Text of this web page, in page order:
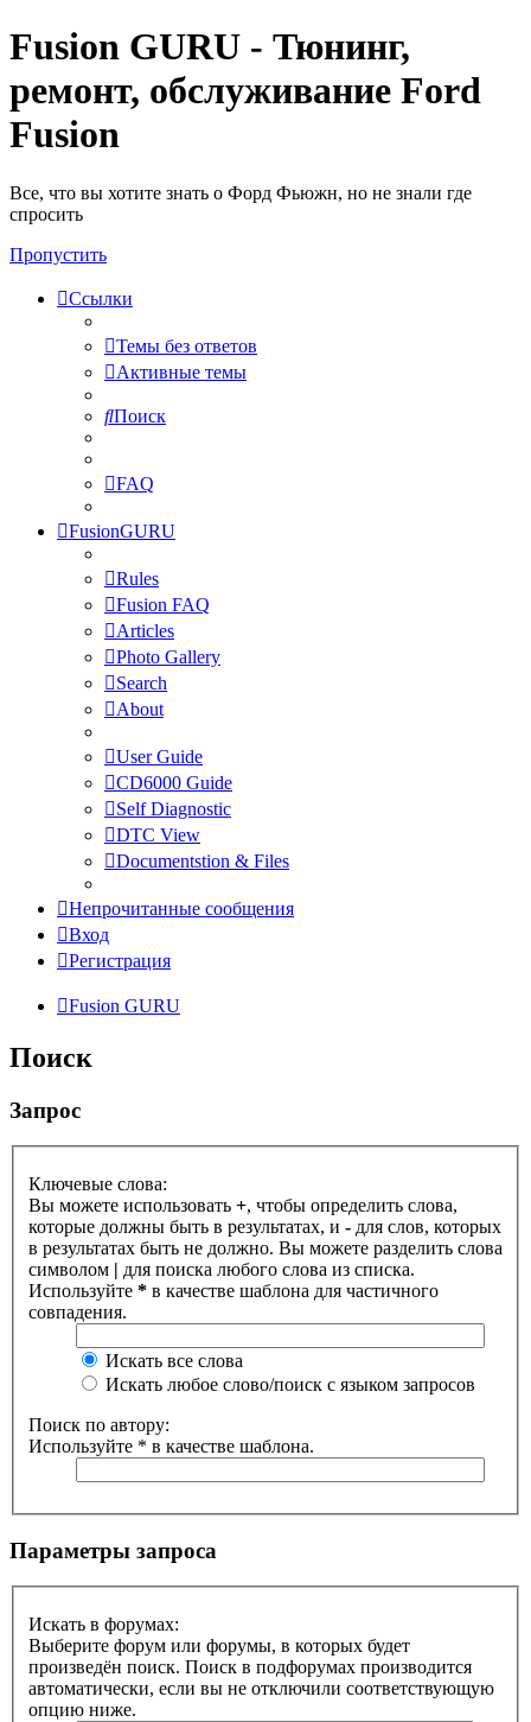
Fusion GURU - Тюнинг,
ремонт, обслуживание Ford
Fusion
Все, что вы хотите знать о Форд Фьюжн, но не знали где
спросить
Пропустить
Ссылки
Темы без ответов
Активные темы
Поиск
FAQ
FusionGURU
Rules
Fusion FAQ
Articles
Photo Gallery
Search
About
User Guide
CD6000 Guide
Self Diagnostic
DTC View
Documentstion & Files
Непрочитанные сообщения
Вход
Регистрация
Fusion GURU
Поиск
Запрос
Ключевые слова:
Вы можете использовать +, чтобы определить слова,
которые должны быть в результатах, и - для слов, которых
в результатах быть не должно. Вы можете разделить слова
символом | для поиска любого слова из списка.
Используйте * в качестве шаблона для частичного
совпадения.
Искать все слова
Искать любое слово/поиск с языком запросов
Поиск по автору:
Используйте * в качестве шаблона.
Параметры запроса
Искать в форумах:
Выберите форум или форумы, в которых будет
произведён поиск. Поиск в подфорумах производится
автоматически, если вы не отключили соответствующую
опцию ниже.